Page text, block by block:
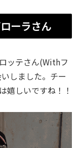
ーラさん
ッテさん(Withフ
しました。チー
嬉しいですね！！